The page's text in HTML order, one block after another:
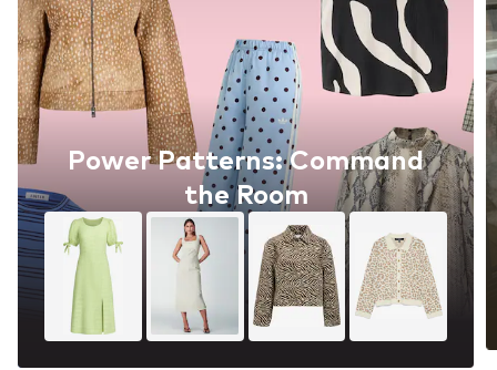
Power Patterns: Command
the Room